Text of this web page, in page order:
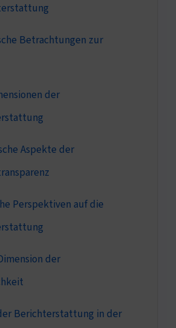
Betrachtungen zur
der
Aspekte der
Perspektiven auf die
der
Berichterstattung in der